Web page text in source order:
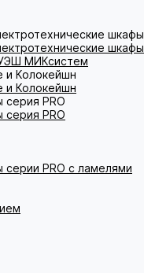
шкафы
шкафы
МИКсистем
Колокейшн
Колокейшн
PRO
PRO
PRO с ламелями